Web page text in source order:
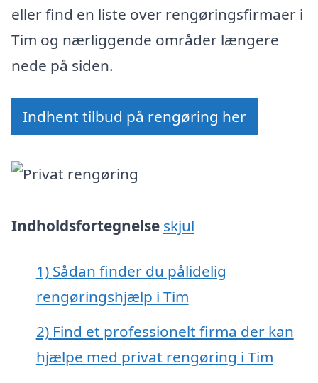
eller find en liste over rengøringsfirmaer i
Tim og nærliggende områder længere
nede på siden.
Indhent tilbud på rengøring her
Indholdsfortegnelse skjul
1) Sådan finder du pålidelig
rengøringshjælp i Tim
2) Find et professionelt firma der kan
hjælpe med privat rengøring i Tim